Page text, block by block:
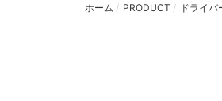
ホーム PRODUCT ドライバ